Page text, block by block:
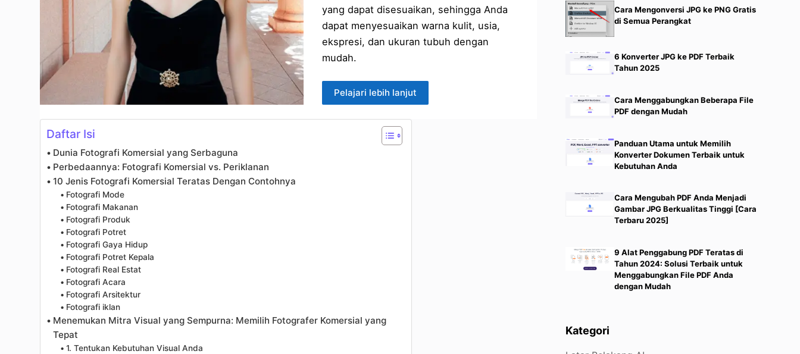
yang dapat disesuaikan, sehingga Anda
dapat menyesuaikan warna kulit, usia,
ekspresi, dan ukuran tubuh dengan
mudah.
Pelajari lebih lanjut
Daftar Isi
Dunia Fotografi Komersial yang Serbaguna
Perbedaannya: Fotografi Komersial vs. Periklanan
10 Jenis Fotografi Komersial Teratas Dengan Contohnya
Fotografi Mode
Fotografi Makanan
Fotografi Produk
Fotografi Potret
Fotografi Gaya Hidup
Fotografi Potret Kepala
Fotografi Real Estat
Fotografi Acara
Fotografi Arsitektur
Fotografi iklan
Menemukan Mitra Visual yang Sempurna: Memilih Fotografer Komersial yang
Tepat
1. Tentukan Kebutuhan Visual Anda
Cara Mengonversi JPG ke PNG Gratis
di Semua Perangkat
6 Konverter JPG ke PDF Terbaik
Tahun 2025
Cara Menggabungkan Beberapa File
PDF dengan Mudah
Panduan Utama untuk Memilih
Konverter Dokumen Terbaik untuk
Kebutuhan Anda
Cara Mengubah PDF Anda Menjadi
Gambar JPG Berkualitas Tinggi [Cara
Terbaru 2025]
9 Alat Penggabung PDF Teratas di
Tahun 2024: Solusi Terbaik untuk
Menggabungkan File PDF Anda
dengan Mudah
Kategori